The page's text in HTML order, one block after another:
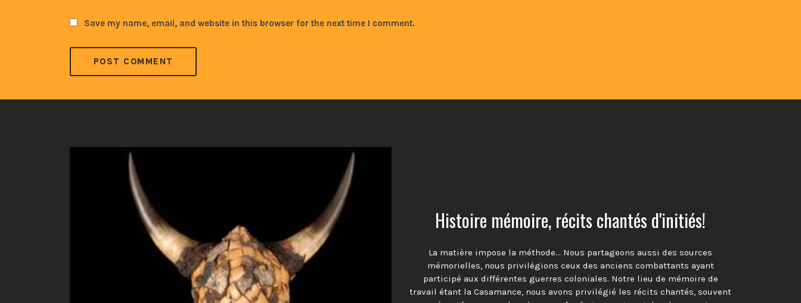
Save my name, email, and website in this browser for the next time I comment.
Histoire mémoire, récits chantés d'initiés!
La matière impose la méthode… Nous partageons aussi des sources
mémorielles, nous privilégions ceux des anciens combattants ayant
participé aux différentes guerres coloniales. Notre lieu de mémoire de
travail étant la Casamance, nous avons privilégié les récits chantés, souvent